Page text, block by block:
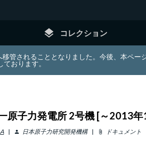
layers コレクション
管されることとなりました。今後、本ペ
おります。
原子力発電所 2号機 [～2013
person 日本原子力研究開発機構 attach_file ドキュメント